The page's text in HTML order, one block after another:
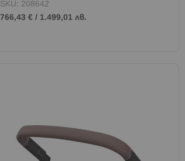
SKU: 208642
766,43 € / 1.499,01 лв.